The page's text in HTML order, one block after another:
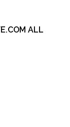
ALL